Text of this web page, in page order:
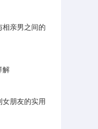
相亲男之间的
解
朋友的实用